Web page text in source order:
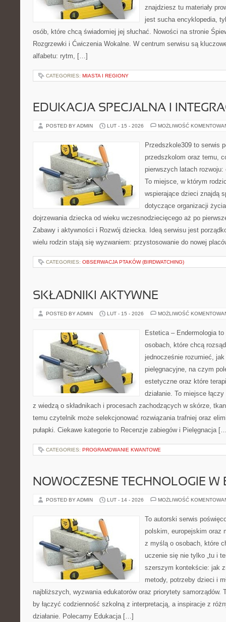
znajdziesz tu materiały
jest sucha encyklopedia,
osób, które chcą świadomiej jej słuchać. Nowości na stronie
Rozgrzewki i Ćwiczenia Wokalne. W centrum serwisu są
alfabetu: rytm, […]
CATEGORIES: MIASTA I REGIONY
EDUKACJA SPECJALNA I
POSTED BY ADMIN LUT - 15 - 2026 MOŻLIWOŚĆ
Przedszkole309 to serwis
przedszkolom oraz temu,
pierwszych latach
To miejsce, w którym
wspierające dzieci znajdą
dotyczące organizacji
dojrzewania dziecka od wieku wczesnodziecięcego aż po
Zabawy i aktywności i Rozwój dziecka. Ideą serwisu jest
wielu rodzin stają się wyzwaniem: przystosowanie do nowej
CATEGORIES: OBSERWACJA PTAKÓW (BIRDWATCHING)
SKŁADNIKI AKTYWNE
POSTED BY ADMIN LUT - 15 - 2026 MOŻLIWOŚĆ
Estetica – Endermologia
osobach, które chcą
jednocześnie rozumieć, jak
pielęgnacyjne, na czym
estetyczne oraz które
działanie. To miejsce
z wiedzą o składnikach i procesach zachodzących w skórze,
temu czytelnik może selekcjonować rozwiązania trafniej oraz
pułapki. Ciekawe kategorie to Recenzje zabiegów i Pielęgnacja
CATEGORIES: PROGRAMOWANIE KWANTOWE
NOWOCZESNE TECHNOLOGIE W
POSTED BY ADMIN LUT - 14 - 2026 MOŻLIWOŚĆ
To autorski serwis
polskim, europejskim oraz
z myślą o osobach, które
uczenie się nie tylko „tu i
szerszym kontekście: jak
metody, potrzeby dzieci i
najbliższych, wyzwania edukatorów oraz priorytety samorządów.
by łączyć codzienność szkolną z interpretacją, a inspiracje z
działanie. Polecamy Edukacja […]